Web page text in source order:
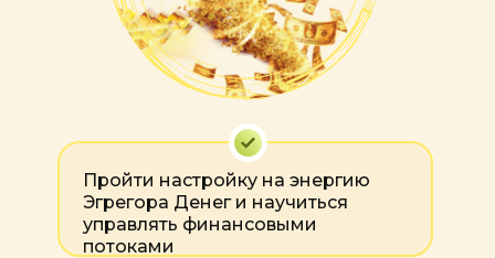
Пройти настройку на энергию
Эгрегора Денег и научиться
управлять финансовыми
потоками